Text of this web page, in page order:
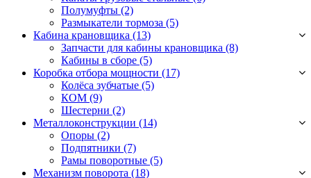
Полумуфты (2)
Размыкатели тормоза (5)
Кабина крановщика (13)
Запчасти для кабины крановщика (8)
Кабины в сборе (5)
Коробка отбора мощности (17)
Колёса зубчатые (5)
КОМ (9)
Шестерни (2)
Металлоконструкции (14)
Опоры (2)
Подпятники (7)
Рамы поворотные (5)
Механизм поворота (18)